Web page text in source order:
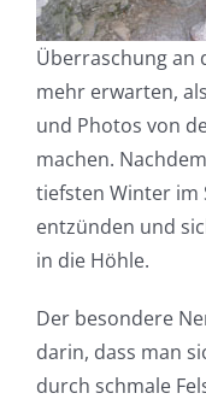
Überraschung an
mehr erwarten,
und Photos von
machen.
tiefsten Winter im
entzünden und
in die Höhle.
Der besondere
darin, dass man
durch schmale